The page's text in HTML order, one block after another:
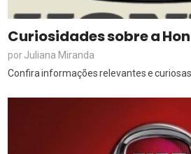
Curiosidades sobre a
porJuliana Miranda
Confira informações relevantes e